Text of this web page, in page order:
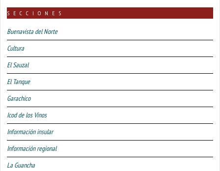
SECCIONES
Buenavista del Norte
Cultura
El Sauzal
El Tanque
Garachico
Icod de los Vinos
Información insular
Información regional
La Guancha